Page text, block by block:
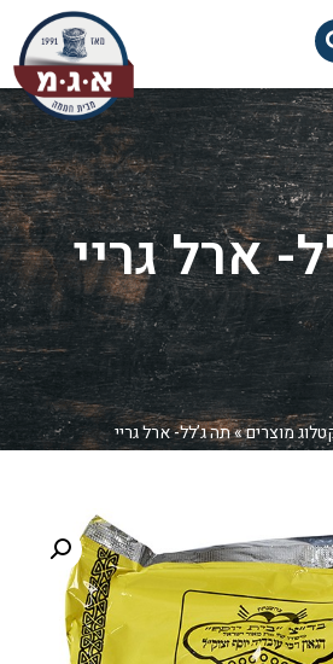
ארל גריי
מוצרים»תה ג’לל- ארל גריי